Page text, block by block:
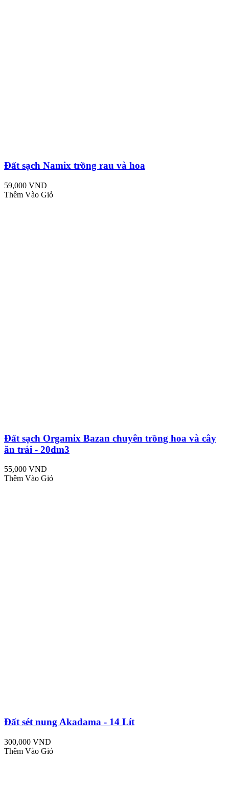
Đất sạch Namix trồng rau và hoa
59,000 VND
Thêm Vào Giỏ
Đất sạch Orgamix Bazan chuyên trồng hoa và cây
ăn trái - 20dm3
55,000 VND
Thêm Vào Giỏ
Đất sét nung Akadama - 14 Lít
300,000 VND
Thêm Vào Giỏ